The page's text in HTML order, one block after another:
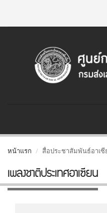
หน้าแรก สื่อประชาสัมพันธ์อาเ
เพลงชาติประเทศอาเซียน